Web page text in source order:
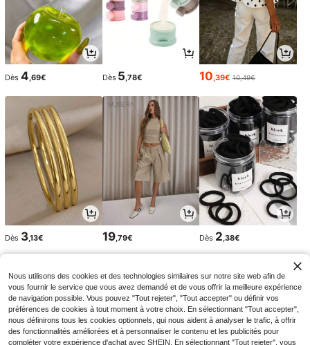
Dès 4 ,69€ Dès 5 ,78€ 10 ,39€ 10,49€
Dès 3,13€ 19,79€ Dès 2 ,38€
Nous utilisons des cookies et des technologies similaires sur notre site web afin de
vous fournir le service que vous avez demandé et de vous offrir la meilleure expérience
de navigation possible. Vous pouvez "Tout rejeter", "Tout accepter" ou définir vos
préférences de cookies à tout moment à votre choix. En sélectionnant "Tout accepter",
nous définirons tous les cookies optionnels, qui nous aident à analyser le trafic, à offrir
des fonctionnalités améliorées et à personnaliser le contenu et les publicités pour
compléter votre expérience d'achat avec SHEIN. En sélectionnant "Tout rejeter", vous